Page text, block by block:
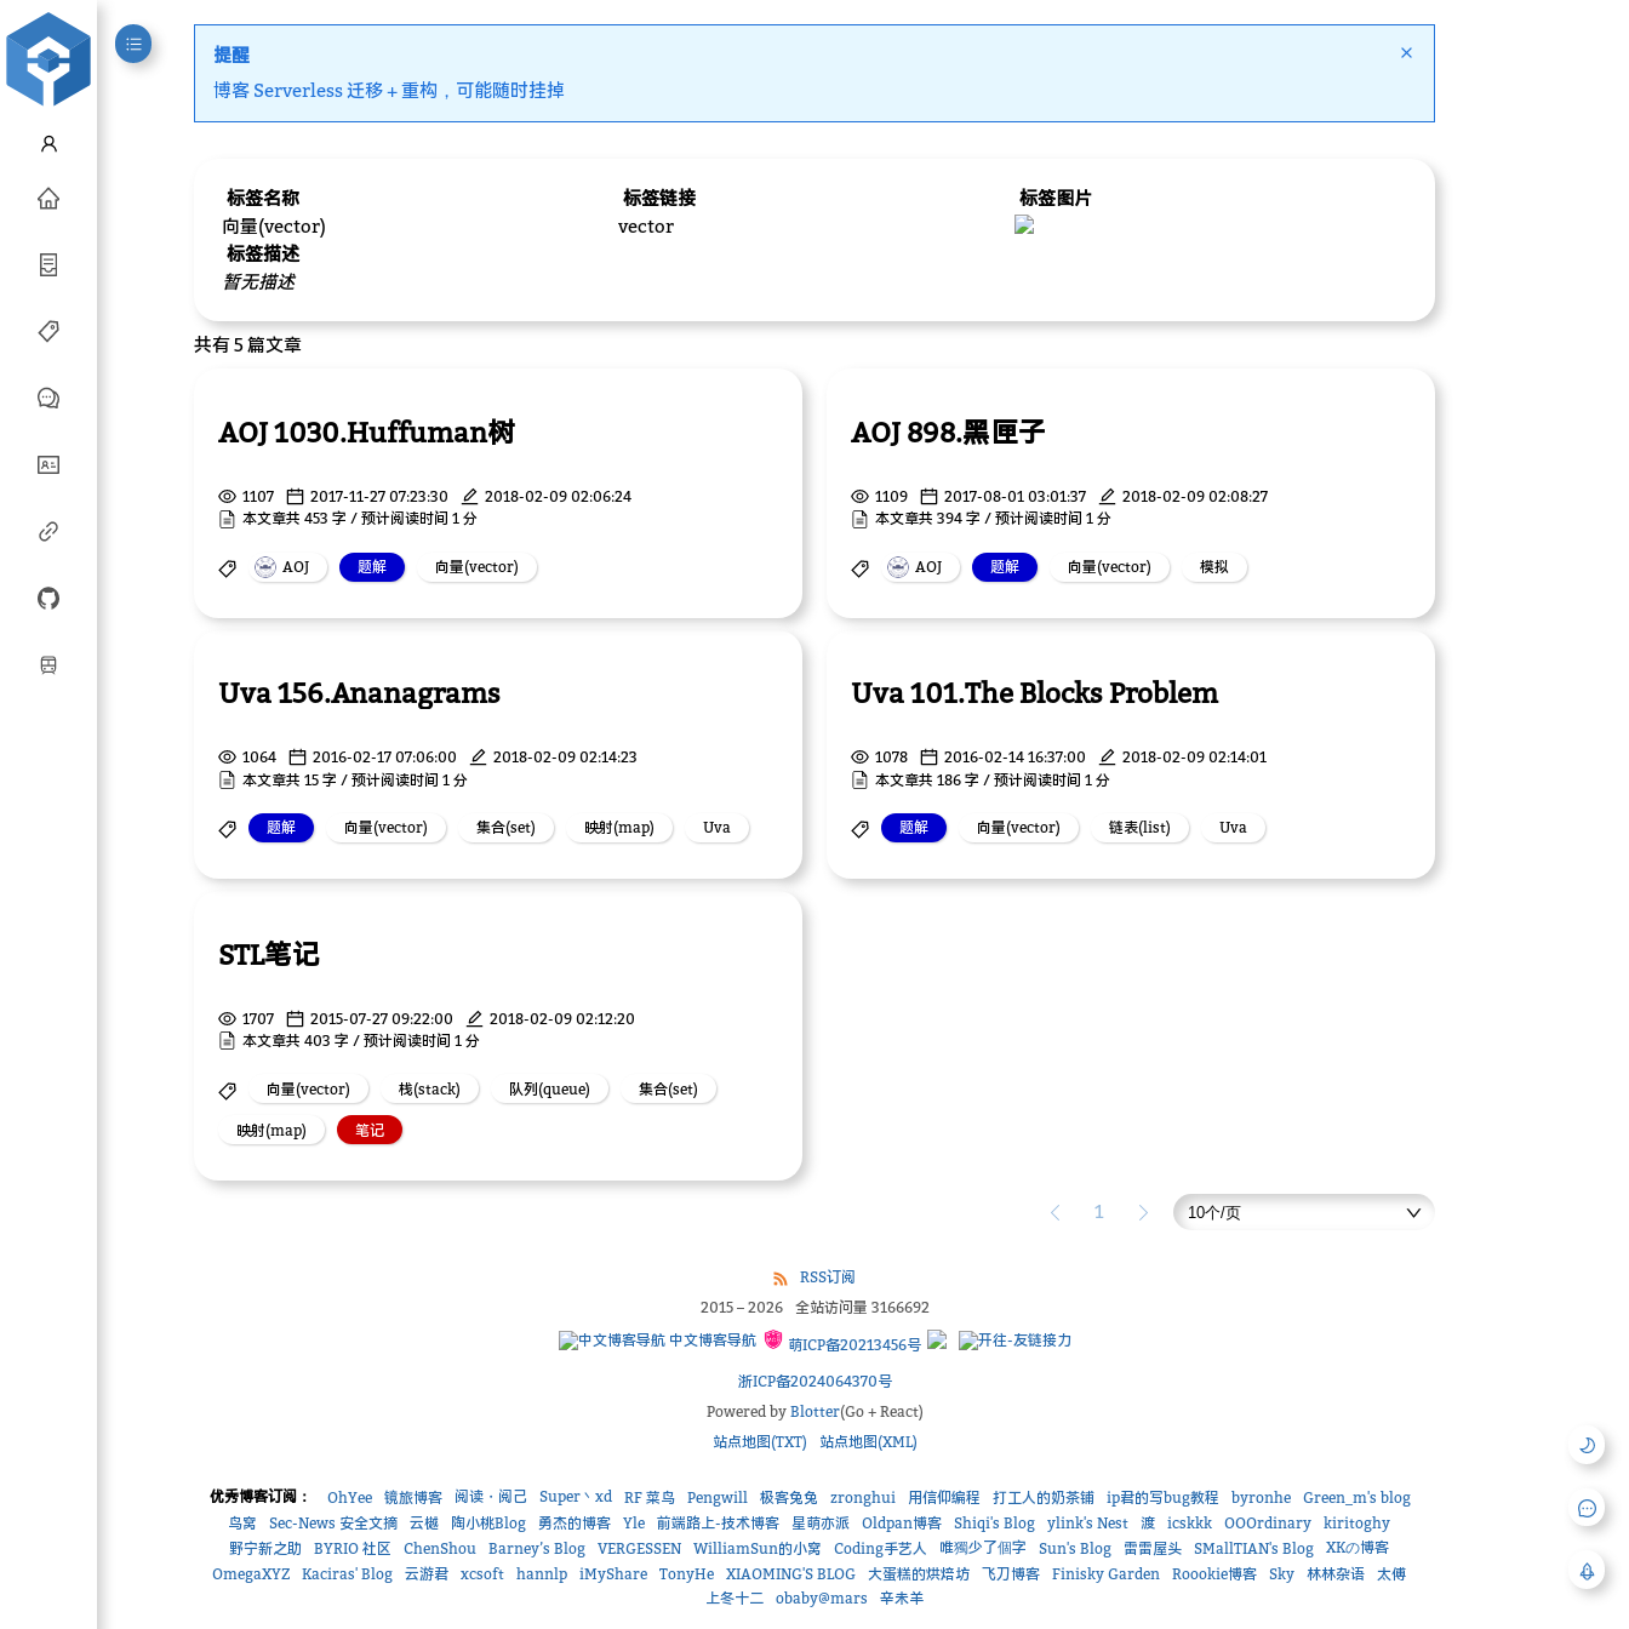
提醒
博客 Serverless 迁移 + 重构，可能随时挂掉
标签名称 标签链接
标签图片
向量(vector)
vector
标签描述
暂无描述
共有 5 篇文章
AOJ 1030.Huffuman树
1107 2017-11-27 07:23:30
2018-02-09 02:06:24
本文章共 453 字 / 预计阅读时间 1 分
AOJ 题解 向量(vector)
Uva 156.Ananagrams
1064 2016-02-17 07:06:00
2018-02-09 02:14:23
本文章共 15 字 / 预计阅读时间 1 分
题解 向量(vector) 集合(set) 映射(map) Uva
STL笔记
1707 2015-07-27 09:22:00
2018-02-09 02:12:20
本文章共 403 字 / 预计阅读时间 1 分
向量(vector) 栈(stack) 队列(queue) 集合(set)
映射(map) 笔记
AOJ 898.黑匣子
1109 2017-08-01 03:01:37
2018-02-09 02:08:27
本文章共 394 字 / 预计阅读时间 1 分
AOJ 题解 向量(vector) 模拟
Uva 101.The Blocks Problem
1078 2016-02-14 16:37:00
2018-02-09 02:14:01
本文章共 186 字 / 预计阅读时间 1 分
题解 向量(vector) 链表(list) Uva
1
RSS订阅
2015– 2026 全站访问量 3166692
中文博客导航
萌ICP备20213456号
浙ICP备2024064370号
Powered by Blotter(Go + React)
站点地图(TXT)
站点地图(XML)
优秀博客订阅： OhYee 镜旅博客 阅读・阅己 Super丶xd RF 菜鸟 Pengwill 极客兔兔 zronghui 用信仰编程 打工人的奶茶铺 ip君的写bug教程 byronhe
Green_m's blog
鸟窝
Sec-News 安全文摘 云樾 陶小桃Blog 勇杰的博客 Yle 前端路上-技术博客 星萌亦派 Oldpan博客 Shiqi's Blog ylink's Nest 渡 icskkk OOOrdinary
kiritoghy
野宁新之助
BYRIO 社区 ChenShou Barney’s Blog VERGESSEN WilliamSun的小窝 Coding手艺人 唯獨少了個字 Sun's Blog 雷雷屋头 SMallTIAN's Blog
XKの博客
OmegaXYZ
Kaciras' Blog 云游君 xcsoft hannlp iMyShare TonyHe XIAOMING'S BLOG 大蛋糕的烘焙坊 飞刀博客 Finisky Garden Roookie博客 Sky 林林杂语
太傅
上冬十二
obaby@mars 辛未羊